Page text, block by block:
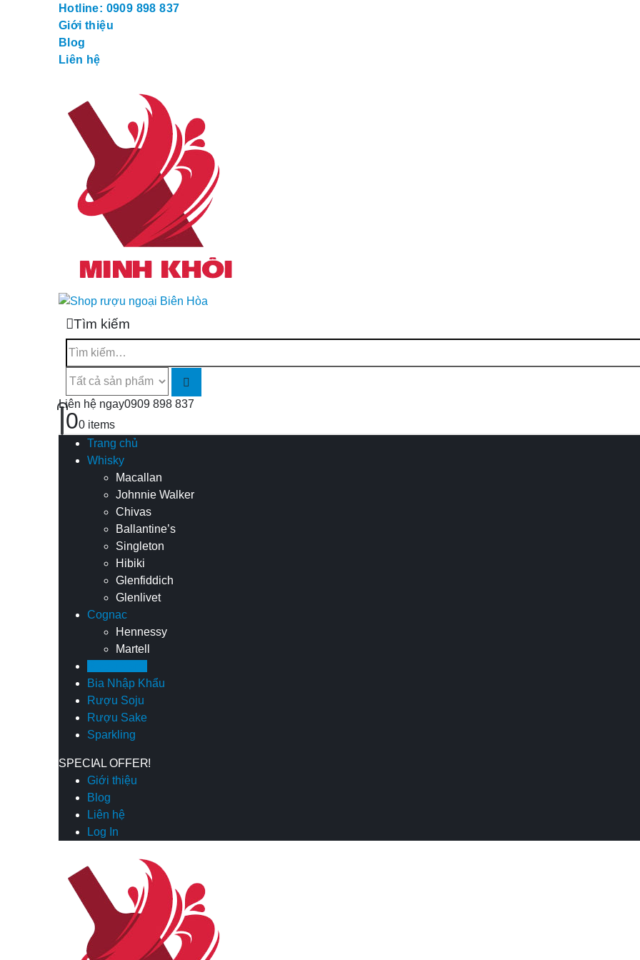
Hotline: 0909 898 837
Giới thiệu
Blog
Liên hệ
Tìm kiếm
Liên hệ ngay0909 898 837
00 items
Trang chủ
Whisky
Macallan
Johnnie Walker
Chivas
Ballantine’s
Singleton
Hibiki
Glenfiddich
Glenlivet
Cognac
Hennessy
Martell
Bia Nhập Khẩu
Rượu Soju
Rượu Sake
Sparkling
SPECIAL OFFER!
Giới thiệu
Blog
Liên hệ
Log In